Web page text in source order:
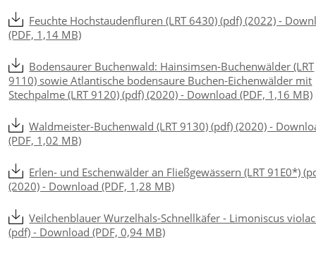
Feuchte Hochstaudenfluren (LRT 6430) (pdf) (2022) -
(PDF, 1,14 MB)
Bodensaurer Buchenwald: Hainsimsen-Buchenwälder (LRT
9110) sowie Atlantische bodensaure Buchen-Eichenwälder mit
Stechpalme (LRT 9120) (pdf) (2020) - Download (PDF, 1,16 MB)
Waldmeister-Buchenwald (LRT 9130) (pdf) (2020) -
(PDF, 1,02 MB)
Erlen- und Eschenwälder an Fließgewässern (LRT 91E0*)
(2020) - Download (PDF, 1,28 MB)
Veilchenblauer Wurzelhals-Schnellkäfer - Limoniscus
(pdf) - Download (PDF, 0,94 MB)